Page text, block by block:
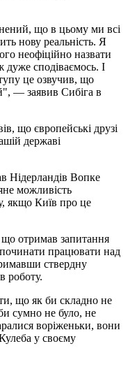
що в цьому ми всі
нову реальність. Я
неофіційно назвати
сподіваємось. І
це озвучив, що
— заявив Сибіга в
що європейські друзі
державі
Нідерландів Вопке
можливість
якщо Київ про це
що отримав запитання
працювати над
ствердну
роботу.
що як би складно не
сумно не було, не
воріженьки, вони
у своєму